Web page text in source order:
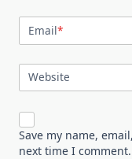
Email*
Website
Save my name,
next time I comment.